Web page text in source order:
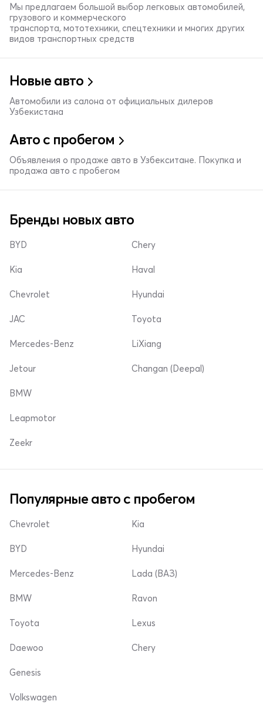
Мы предлагаем большой выбор легковых автомобилей,
грузового и коммерческого
транспорта, мототехники, спецтехники и многих других
видов транспортных средств
Новые авто
Автомобили из салона от официальных дилеров
Узбекистана
Авто с пробегом
Объявления о продаже авто в Узбекситане. Покупка и
продажа авто с пробегом
Бренды новых авто
BYD
Kia
Chevrolet
Chery
Haval
Hyundai
JAC
Mercedes-Benz
Jetour
Toyota
LiXiang
Changan (Deepal)
BMW
Leapmotor
Zeekr
Популярные авто с пробегом
Chevrolet
BYD
Mercedes-Benz
Kia
Hyundai
Lada (ВАЗ)
BMW
Toyota
Daewoo
Ravon
Lexus
Chery
Genesis
Volkswagen